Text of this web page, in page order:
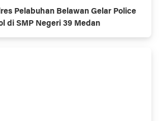
Pelabuhan Belawan Gelar Police
di SMP Negeri 39 Medan